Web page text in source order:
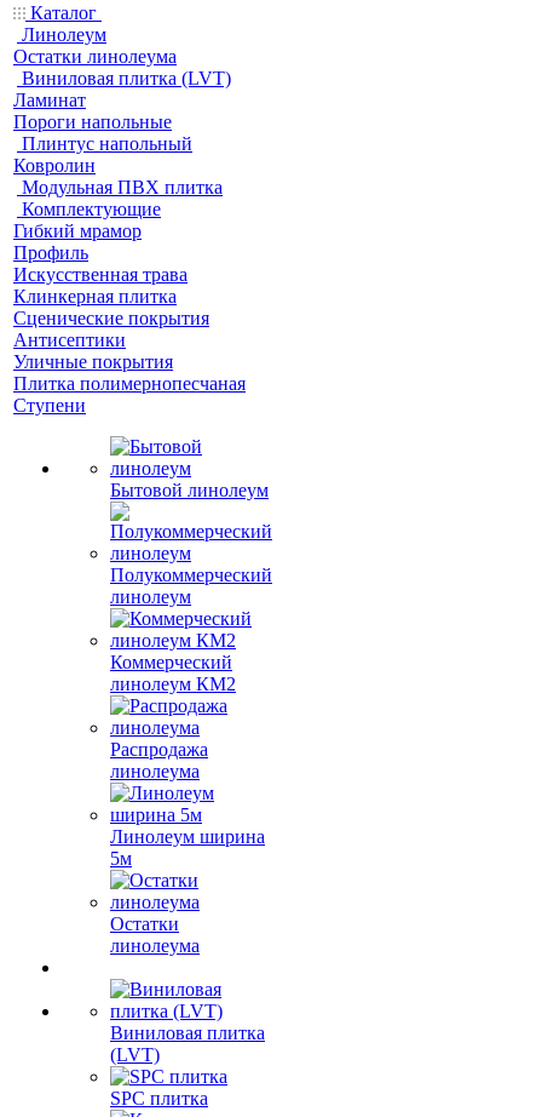
Каталог
Линолеум
Остатки линолеума
Виниловая плитка (LVT)
Ламинат
Пороги напольные
Плинтус напольный
Ковролин
Модульная ПВХ плитка
Комплектующие
Гибкий мрамор
Профиль
Искусственная трава
Клинкерная плитка
Сценические покрытия
Антисептики
Уличные покрытия
Плитка полимернопесчаная
Ступени
Бытовой линолеум
Полукоммерческий
линолеум
Коммерческий
линолеум КМ2
Распродажа
линолеума
Линолеум ширина
5м
Остатки
линолеума
Виниловая плитка
(LVT)
SPC плитка